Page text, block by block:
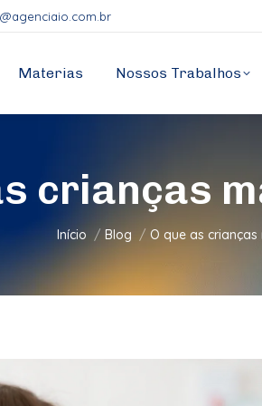
Materias Nossos Trabalhos
crianças
Você está aqui:
Início Blog O que as crianças